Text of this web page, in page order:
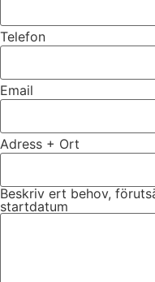
Telefon
Email
Adress + Ort
Beskriv ert behov,
startdatum